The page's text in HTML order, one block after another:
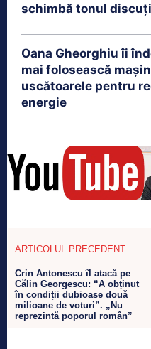
schimbă tonul
Oana Gheorghiu îi
mai folosească
uscătoarele pentru
energie
ARTICOLUL PRECEDENT
Crin Antonescu îl atacă pe
Călin Georgescu: “A obținut
în condiții dubioase două
milioane de voturi”. „Nu
reprezintă poporul român”